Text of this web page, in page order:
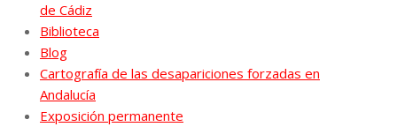
de Cádiz
Biblioteca
Blog
Cartografía de las desapariciones forzadas en
Andalucía
Exposición permanente